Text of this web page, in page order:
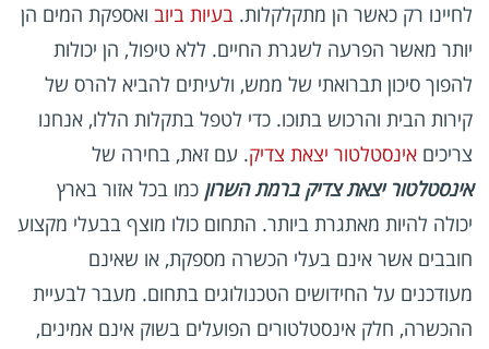
לחיינו רק כאשר הן מתקלקלות. בעיות ביוב ואספקת המים הן
יותר מאשר הפרעה לשגרת החיים. ללא טיפול, הן יכולות
להפוך סיכון תברואתי של ממש, ולעיתים להביא להרס של
קירות הבית והרכוש בתוכו. כדי לטפל בתקלות הללו, אנחנו
צריכים אינסטלטור יצאת צדיק. עם זאת, בחירה של
אינסטלטור יצאת צדיק ברמת השרון כמו בכל אזור בארץ
יכולה להיות מאתגרת ביותר. התחום כולו מוצף בבעלי מקצוע
חובבים אשר אינם בעלי הכשרה מספקת, או שאינם
מעודכנים על החידושים הטכנולוגים בתחום. מעבר לבעיית
ההכשרה, חלק אינסטלטורים הפועלים בשוק אינם אמינים,